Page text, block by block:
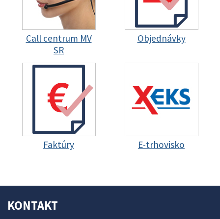
Call centrum MV
SR
Objednávky
Faktúry E-trhovisko
KONTAKT